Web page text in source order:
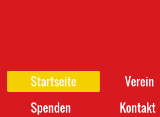
Startseite Verein
Spenden
Kontakt